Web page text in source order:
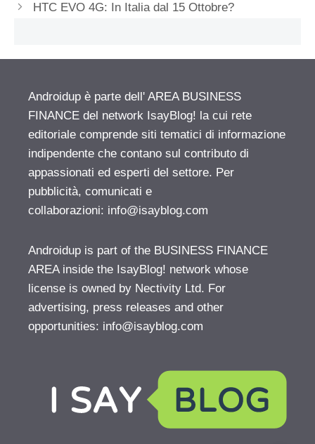
HTC EVO 4G: In Italia dal 15 Ottobre?
Androidup è parte dell' AREA BUSINESS
FINANCE del network IsayBlog! la cui rete
editoriale comprende siti tematici di informazione
indipendente che contano sul contributo di
appassionati ed esperti del settore. Per
pubblicità, comunicati e
collaborazioni: info@isayblog.com
Androidup is part of the BUSINESS FINANCE
AREA inside the IsayBlog! network whose
license is owned by Nectivity Ltd. For
advertising, press releases and other
opportunities: info@isayblog.com